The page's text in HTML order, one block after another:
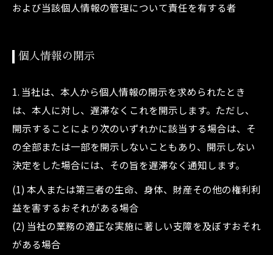
および当該個人情報の管理について責任を有する者
個人情報の開示
1. 当社は、本人から個人情報の開示を求められたとき
は、本人に対し、遅滞なくこれを開示します。ただし、
開示することにより次のいずれかに該当する場合は、そ
の全部または一部を開示しないこともあり、開示しない
決定をした場合には、その旨を遅滞なく通知します。
(1) 本人または第三者の生命、身体、財産その他の権利利
益を害するおそれがある場合
(2) 当社の業務の適正な実施に著しい支障を及ぼすおそれ
がある場合